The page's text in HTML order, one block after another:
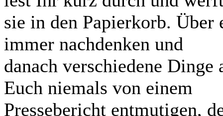
sie in den Papierkorb.
immer nachdenken und
danach verschiedene
Euch niemals von einem
Pressebericht entmutigen,